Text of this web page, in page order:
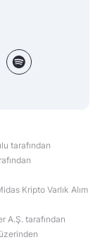
tarafından
Kripto Varlık Alım
A.Ş. tarafından